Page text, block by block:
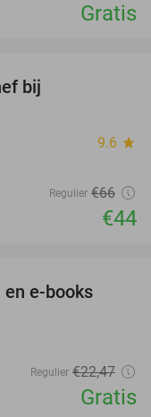
Gratis
bij
9.6 star
Regulier €66
€44
e-books
Regulier €22,47
Gratis